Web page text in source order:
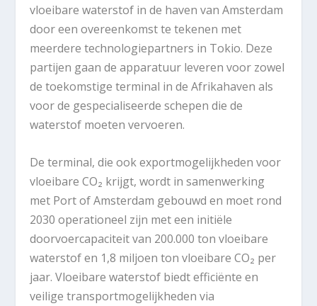
vloeibare waterstof in de haven van Amsterdam
door een overeenkomst te tekenen met
meerdere technologiepartners in Tokio. Deze
partijen gaan de apparatuur leveren voor zowel
de toekomstige terminal in de Afrikahaven als
voor de gespecialiseerde schepen die de
waterstof moeten vervoeren.
De terminal, die ook exportmogelijkheden voor
vloeibare CO₂ krijgt, wordt in samenwerking
met Port of Amsterdam gebouwd en moet rond
2030 operationeel zijn met een initiële
doorvoercapaciteit van 200.000 ton vloeibare
waterstof en 1,8 miljoen ton vloeibare CO₂ per
jaar. Vloeibare waterstof biedt efficiënte en
veilige transportmogelijkheden via